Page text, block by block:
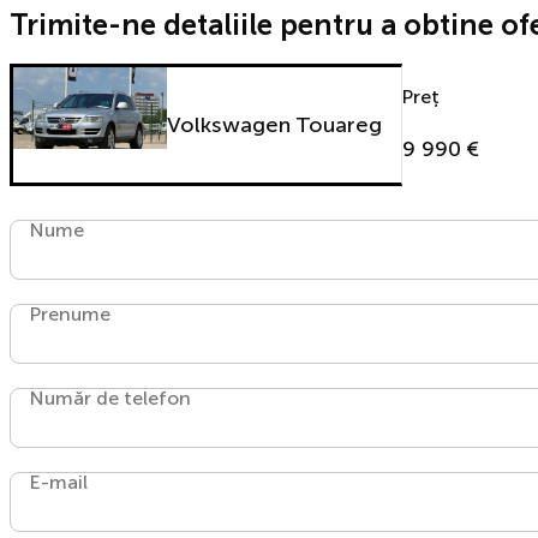
Trimite-ne detaliile pentru a obtine
Volkswagen Touareg
Preț
9 990 €
Nume
Prenume
Număr de telefon
E-mail